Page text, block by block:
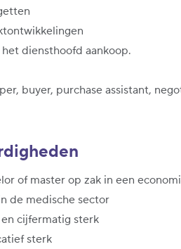
diensthoofd aankoop.
buyer, purchase assistant,
of master op zak in een
de medische sector
cijfermatig sterk
sterk